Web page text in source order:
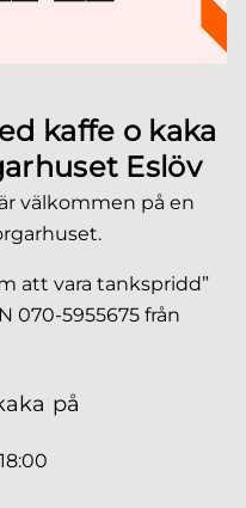
kaffe o kaka
Eslöv
välkommen på en
att vara tankspridd”
070-5955675 från
på